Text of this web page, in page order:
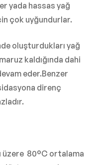
yada hassas yağ
çok uyğundurlar.
oluşturdukları yağ
kaldığında dahi
eder.Benzer
direnç
üzere 80°C ortalama